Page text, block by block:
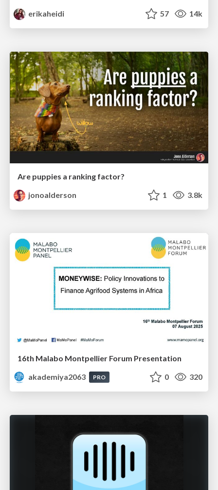
erikaheidi
57 14k
Are puppies a ranking factor?
jonoalderson
1 3.8k
16th Malabo Montpellier Forum Presentation
akademiya2063
PRO 0 320